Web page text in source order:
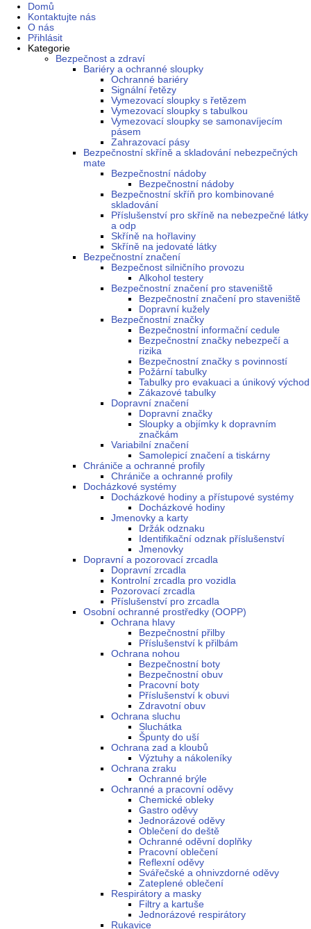
Domů
Kontaktujte nás
O nás
Přihlásit
Kategorie
Bezpečnost a zdraví
Bariéry a ochranné sloupky
Ochranné bariéry
Signální řetězy
Vymezovací sloupky s řetězem
Vymezovací sloupky s tabulkou
Vymezovací sloupky se samonavíjecím
pásem
Zahrazovací pásy
Bezpečnostní skříně a skladování nebezpečných
mate
Bezpečnostní nádoby
Bezpečnostní nádoby
Bezpečnostní skříň pro kombinované
skladování
Příslušenství pro skříně na nebezpečné látky
a odp
Skříně na hořlaviny
Skříně na jedovaté látky
Bezpečnostní značení
Bezpečnost silničního provozu
Alkohol testery
Bezpečnostní značení pro staveniště
Bezpečnostní značení pro staveniště
Dopravní kužely
Bezpečnostní značky
Bezpečnostní informační cedule
Bezpečnostní značky nebezpečí a
rizika
Bezpečnostní značky s povinností
Požární tabulky
Tabulky pro evakuaci a únikový východ
Zákazové tabulky
Dopravní značení
Dopravní značky
Sloupky a objímky k dopravním
značkám
Variabilní značení
Samolepicí značení a tiskárny
Chrániče a ochranné profily
Chrániče a ochranné profily
Docházkové systémy
Docházkové hodiny a přístupové systémy
Docházkové hodiny
Jmenovky a karty
Držák odznaku
Identifikační odznak příslušenství
Jmenovky
Dopravní a pozorovací zrcadla
Dopravní zrcadla
Kontrolní zrcadla pro vozidla
Pozorovací zrcadla
Příslušenství pro zrcadla
Osobní ochranné prostředky (OOPP)
Ochrana hlavy
Bezpečnostní přilby
Příslušenství k přilbám
Ochrana nohou
Bezpečnostní boty
Bezpečnostní obuv
Pracovní boty
Příslušenství k obuvi
Zdravotní obuv
Ochrana sluchu
Sluchátka
Špunty do uší
Ochrana zad a kloubů
Výztuhy a nákoleníky
Ochrana zraku
Ochranné brýle
Ochranné a pracovní oděvy
Chemické obleky
Gastro oděvy
Jednorázové oděvy
Oblečení do deště
Ochranné oděvní doplňky
Pracovní oblečení
Reflexní oděvy
Svářečské a ohnivzdorné oděvy
Zateplené oblečení
Respirátory a masky
Filtry a kartuše
Jednorázové respirátory
Rukavice